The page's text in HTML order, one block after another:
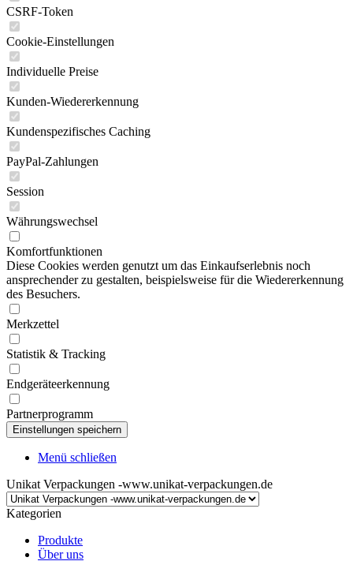
CSRF-Token
Cookie-Einstellungen
Individuelle Preise
Kunden-Wiedererkennung
Kundenspezifisches Caching
PayPal-Zahlungen
Session
Währungswechsel
Komfortfunktionen
Diese Cookies werden genutzt um das Einkaufserlebnis noch
ansprechender zu gestalten, beispielsweise für die Wiedererkennung
des Besuchers.
Merkzettel
Statistik & Tracking
Endgeräteerkennung
Partnerprogramm
Menü schließen
Unikat Verpackungen -www.unikat-verpackungen.de
Kategorien
Produkte
Über uns